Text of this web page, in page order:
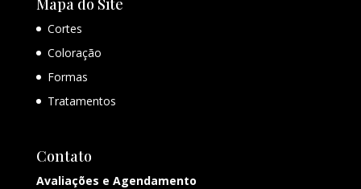
Cortes
Coloração
Formas
Tratamentos
Contato
Avaliações e Agendamento